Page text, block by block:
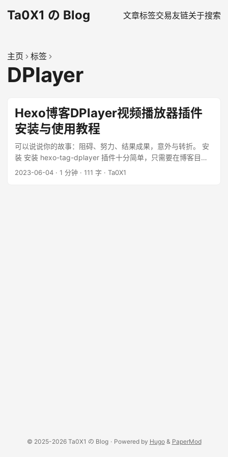
Ta0X1 の Blog 文章标签交易友链关于搜索
主页 标签
DPlayer
Hexo博客DPlayer视频播放器插件
安装与使用教程
可以说说你的故事：阻碍、努力、结果成果，意外与转折。 安
装 安装 hexo-tag-dplayer 插件十分简单，只需要在博客目录
执行 1 npm install hexo-tag-dplayer -s 语法 这是Markdown
2023-06-04 · 1 分钟 · 111 字 · Ta0X1
© 2025-2026 Ta0X1 の Blog · Powered by Hugo& PaperMod